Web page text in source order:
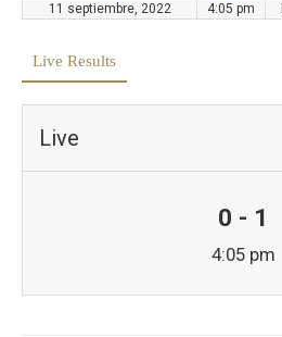
11 septiembre, 2022
4:05 pm
Live Results
Live
0 - 1
4:05 pm